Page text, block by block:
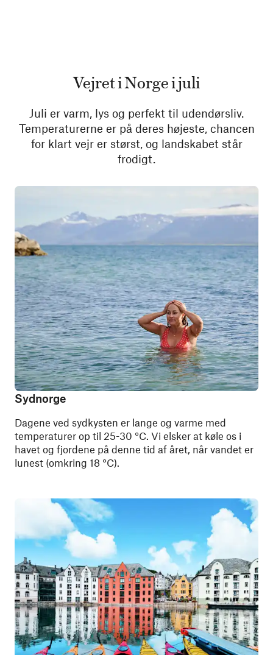
Vejret i Norge i juli
Juli er varm, lys og perfekt til udendørsliv.
Temperaturerne er på deres højeste, chancen
for klart vejr er størst, og landskabet står
frodigt.
Sydnorge
Dagene ved sydkysten er lange og varme med
temperaturer op til 25-30 °C. Vi elsker at køle os i
havet og fjordene på denne tid af året, når vandet er
lunest (omkring 18 °C).